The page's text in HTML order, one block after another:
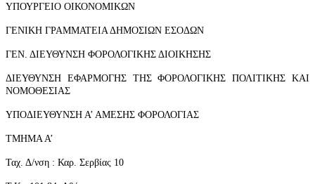
ΥΠΟΥΡΓΕΙΟ ΟΙΚΟΝΟΜΙΚΩΝ
ΓΕΝΙΚΗ ΓΡΑΜΜΑΤΕΙΑ ΔΗΜΟΣΙΩΝ ΕΣΟΔΩΝ
ΓΕΝ. ΔΙΕΥΘΥΝΣΗ ΦΟΡΟΛΟΓΙΚΗΣ ΔΙΟΙΚΗΣΗΣ
ΔΙΕΥΘΥΝΣΗ ΕΦΑΡΜΟΓΗΣ ΤΗΣ ΦΟΡΟΛΟΓΙΚΗΣ ΠΟΛΙΤΙΚΗΣ ΚΑΙ
ΝΟΜΟΘΕΣΙΑΣ
ΥΠΟΔΙΕΥΘΥΝΣΗ Α’ ΑΜΕΣΗΣ ΦΟΡΟΛΟΓΙΑΣ
ΤΜΗΜΑ Α’
Ταχ. Δ/νση : Καρ. Σερβίας 10